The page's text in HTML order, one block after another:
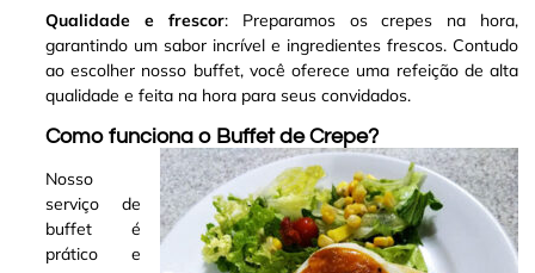
Qualidade e frescor: Preparamos os crepes na hora,
garantindo um sabor incrível e ingredientes frescos. Contudo
ao escolher nosso buffet, você oferece uma refeição de alta
qualidade e feita na hora para seus convidados.
Como funciona o Buffet de Crepe?
Nosso
serviço de
buffet é
prático e